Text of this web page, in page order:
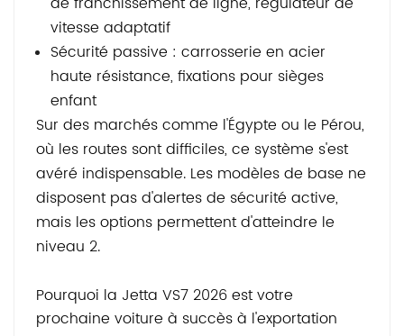
vitesse adaptatif
Sécurité passive : carrosserie en acier
haute résistance, fixations pour sièges
enfant
Sur des marchés comme l'Égypte ou le Pérou,
où les routes sont difficiles, ce système s'est
avéré indispensable. Les modèles de base ne
disposent pas d'alertes de sécurité active,
mais les options permettent d'atteindre le
niveau 2.
Pourquoi la Jetta VS7 2026 est votre
prochaine voiture à succès à l'exportation